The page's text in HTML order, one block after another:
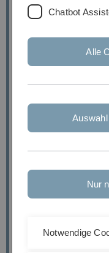
Chatbot
Alle
Nur
Notwendige